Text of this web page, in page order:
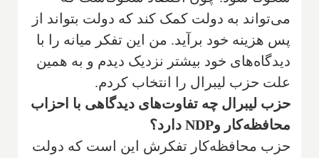
می‌تواند به دولت کمک کند که دولت بتواند از
پس هزینه خود برآید. من این تفکر میانه را با
دیدگاه‌های خود بیشتر نزدیک دیدم و به همین
علت حزب لیبرال را انتخاب کردم.
حزب لیبرال چه تفاوت‌های دیدگاهی با احزاب
محافظه‌کار وNDP دارد؟
حزب محافظه‌کار تفکرش این است که دولت